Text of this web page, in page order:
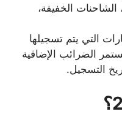
الخفيفة،
التي يتم تسجيلها
الضرائب الإضافية
التسجيل.